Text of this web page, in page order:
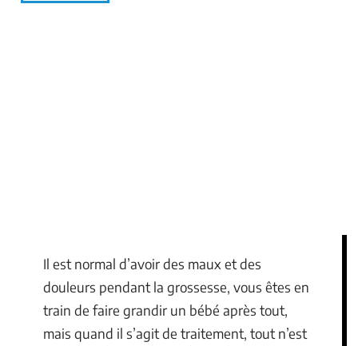
Il est normal d’avoir des maux et des
douleurs pendant la grossesse, vous êtes en
train de faire grandir un bébé après tout,
mais quand il s’agit de traitement, tout n’est